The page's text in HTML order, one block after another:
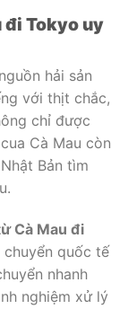
đi Tokyo uy
hải sản
với thịt chắc,
chỉ được
Cà Mau còn
Bản tìm
Cà Mau đi
quốc tế
nhanh
nghiệm xử lý